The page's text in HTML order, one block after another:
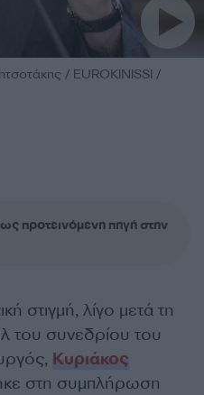
/ EUROKINISSI /
προτεινόμενη πηγή στην
στιγμή, λίγο μετά τη
του συνεδρίου του
Κυριάκος
στη συμπλήρωση